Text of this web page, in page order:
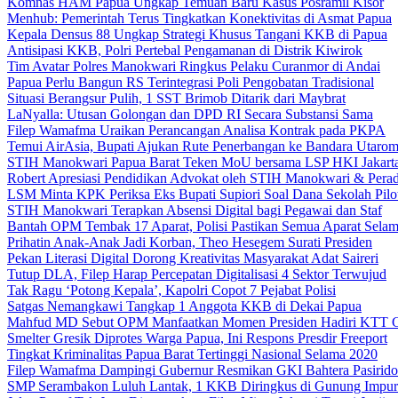
Menhub: Pemerintah Terus Tingkatkan Konektivitas di Asmat Papua
Kepala Densus 88 Ungkap Strategi Khusus Tangani KKB di Papua
Antisipasi KKB, Polri Pertebal Pengamanan di Distrik Kiwirok
Tim Avatar Polres Manokwari Ringkus Pelaku Curanmor di Andai
Papua Perlu Bangun RS Terintegrasi Poli Pengobatan Tradisional
Situasi Berangsur Pulih, 1 SST Brimob Ditarik dari Maybrat
LaNyalla: Utusan Golongan dan DPD RI Secara Substansi Sama
Filep Wamafma Uraikan Perancangan Analisa Kontrak pada PKPA
Temui AirAsia, Bupati Ajukan Rute Penerbangan ke Bandara Utarom
STIH Manokwari Papua Barat Teken MoU bersama LSP HKI
Robert Apresiasi Pendidikan Advokat oleh STIH Manokwari &
LSM Minta KPK Periksa Eks Bupati Supiori Soal Dana Sekolah
STIH Manokwari Terapkan Absensi Digital bagi Pegawai dan Staf
Bantah OPM Tembak 17 Aparat, Polisi Pastikan Semua Aparat
Prihatin Anak-Anak Jadi Korban, Theo Hesegem Surati Presiden
Pekan Literasi Digital Dorong Kreativitas Masyarakat Adat Saireri
Tutup DLA, Filep Harap Percepatan Digitalisasi 4 Sektor Terwujud
Tak Ragu ‘Potong Kepala’, Kapolri Copot 7 Pejabat Polisi
Satgas Nemangkawi Tangkap 1 Anggota KKB di Dekai Papua
Mahfud MD Sebut OPM Manfaatkan Momen Presiden Hadiri KTT
Smelter Gresik Diprotes Warga Papua, Ini Respons Presdir Freeport
Tingkat Kriminalitas Papua Barat Tertinggi Nasional Selama 2020
Filep Wamafma Dampingi Gubernur Resmikan GKI Bahtera Pasirido
SMP Serambakon Luluh Lantak, 1 KKB Diringkus di Gunung